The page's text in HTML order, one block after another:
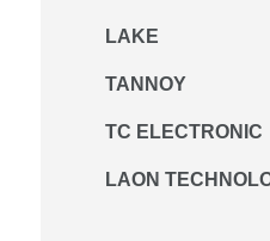
LAKE
TANNOY
TC ELECTRONIC
LAON